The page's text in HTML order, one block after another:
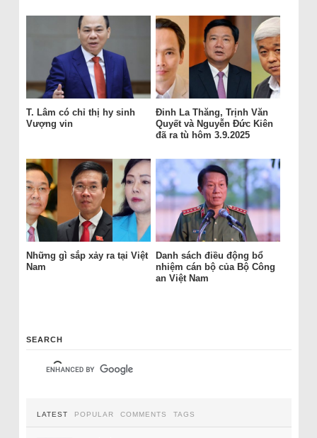
T. Lâm có chỉ thị hy sinh
Vượng vin
Đinh La Thăng, Trịnh Văn
Quyết và Nguyễn Đức Kiên
đã ra tù hôm 3.9.2025
Những gì sắp xảy ra tại Việt
Nam
Danh sách điều động bổ
nhiệm cán bộ của Bộ Công
an Việt Nam
SEARCH
LATEST POPULAR COMMENTS TAGS